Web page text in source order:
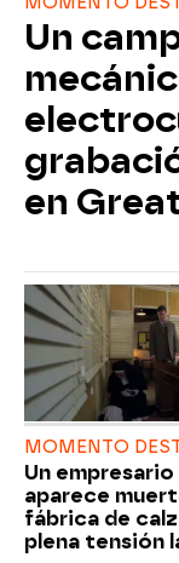
Un
en
MOMENTO
Un empresario
aparece
fábrica de
plena tensión